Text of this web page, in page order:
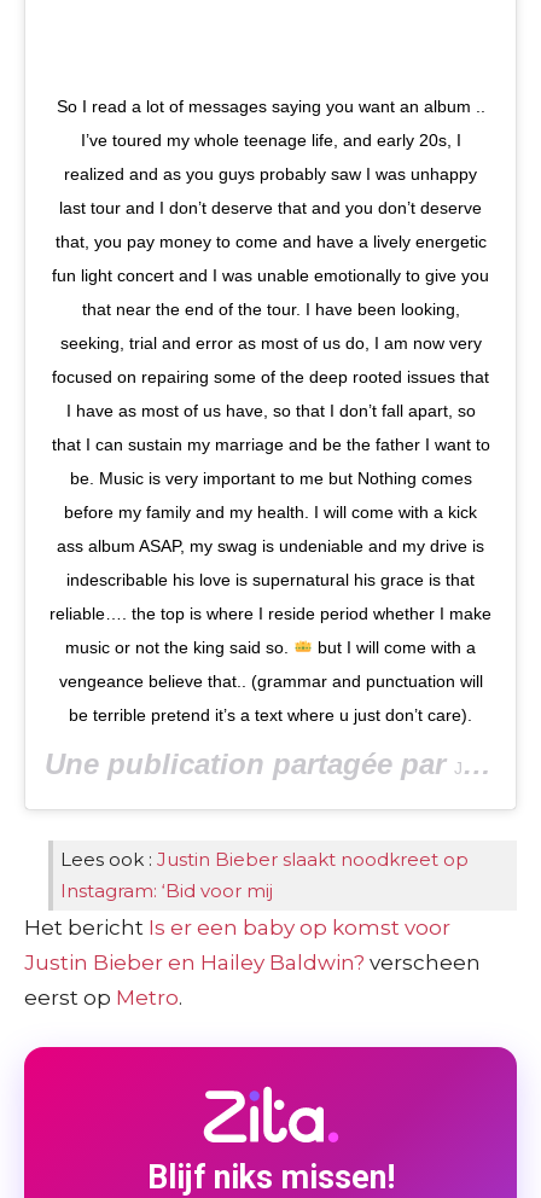
So I read a lot of messages saying you want an album ..
I’ve toured my whole teenage life, and early 20s, I
realized and as you guys probably saw I was unhappy
last tour and I don’t deserve that and you don’t deserve
that, you pay money to come and have a lively energetic
fun light concert and I was unable emotionally to give you
that near the end of the tour. I have been looking,
seeking, trial and error as most of us do, I am now very
focused on repairing some of the deep rooted issues that
I have as most of us have, so that I don’t fall apart, so
that I can sustain my marriage and be the father I want to
be. Music is very important to me but Nothing comes
before my family and my health. I will come with a kick
ass album ASAP, my swag is undeniable and my drive is
indescribable his love is supernatural his grace is that
reliable…. the top is where I reside period whether I make
music or not the king said so.
but I will come with a
vengeance believe that.. (grammar and punctuation will
be terrible pretend it’s a text where u just don’t care).
Une publication partagée par Justin Bieber
Lees ook : Justin Bieber slaakt noodkreet op
Instagram: ‘Bid voor mij
Het bericht Is er een baby op komst voor
Justin Bieber en Hailey Baldwin? verscheen
eerst op Metro.
Blijf niks missen!